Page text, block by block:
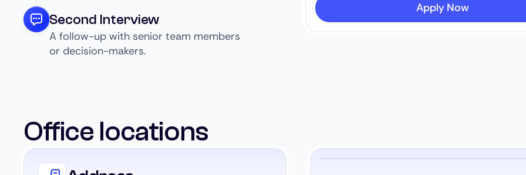
Second Interview
A follow-up with senior team members
or decision-makers.
Apply Now
Office locations